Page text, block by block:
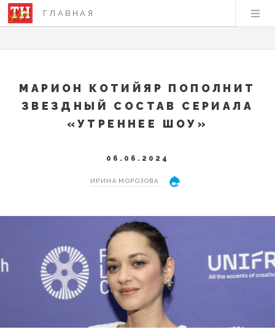
ГЛАВНАЯ
МАРИОН КОТИЙЯР ПОПОЛНИТ
ЗВЕЗДНЫЙ СОСТАВ СЕРИАЛА
«УТРЕННЕЕ ШОУ»
06.06.2024
ИРИНА МОРОЗОВА